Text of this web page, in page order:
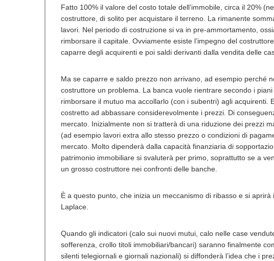
Fatto 100% il valore del costo totale dell’immobile, circa il 20%
costruttore, di solito per acquistare il terreno. La rimanente
lavori. Nel periodo di costruzione si va in pre-ammortamento,
rimborsare il capitale. Ovviamente esiste l’impegno del
caparre degli acquirenti e poi saldi derivanti dalla vendita delle
Ma se caparre e saldo prezzo non arrivano, ad esempio perché
costruttore un problema. La banca vuole rientrare secondo i
rimborsare il mutuo ma accollarlo (con i subentri) agli acquirenti.
costretto ad abbassare considerevolmente i prezzi. Di
mercato. Inizialmente non si tratterà di una riduzione dei prezzi
(ad esempio lavori extra allo stesso prezzo o condizioni di
mercato. Molto dipenderà dalla capacità finanziaria di
patrimonio immobiliare si svaluterà per primo, soprattutto se a
un grosso costruttore nei confronti delle banche.
È a questo punto, che inizia un meccanismo di ribasso e si aprirà
Laplace.
Quando gli indicatori (calo sui nuovi mutui, calo nelle case
sofferenza, crollo titoli immobiliari/bancari) saranno finalmente
silenti telegiornali e giornali nazionali) si diffonderà l’idea che i